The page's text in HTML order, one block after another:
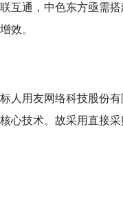
互通，中色东方亟需搭
效。
人用友网络科技股份有
心技术。故采用直接采